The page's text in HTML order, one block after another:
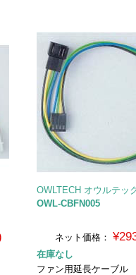
OWLTECH オウルテッ
OWL-CBFN005
ネット価格：
在庫なし
ファン用延長ケーブル